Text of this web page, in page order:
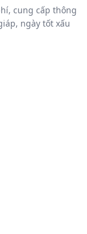
cung cấp thông
ngày tốt xấu